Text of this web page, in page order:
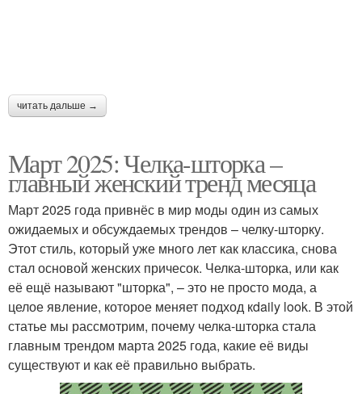
читать дальше →
Март 2025: Челка-шторка –
главный женский тренд месяца
Март 2025 года привнёс в мир моды один из самых
ожидаемых и обсуждаемых трендов – челку-шторку.
Этот стиль, который уже много лет как классика, снова
стал основой женских причесок. Челка-шторка, или как
её ещё называют "шторка", – это не просто мода, а
целое явление, которое меняет подход кdaily look. В этой
статье мы рассмотрим, почему челка-шторка стала
главным трендом марта 2025 года, какие её виды
существуют и как её правильно выбрать.